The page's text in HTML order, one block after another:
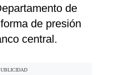
de
de presión
central.